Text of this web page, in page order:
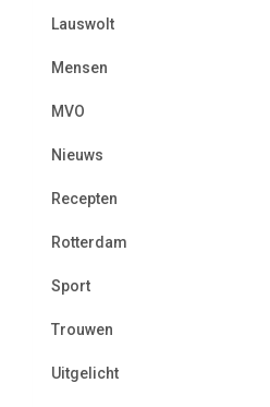
Lauswolt
Mensen
MVO
Nieuws
Recepten
Rotterdam
Sport
Trouwen
Uitgelicht